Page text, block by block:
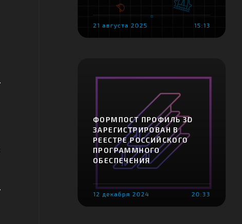
21 августа 2025 15:13
ФОРМПОСТ ПРОФИЛЬ 3D
ЗАРЕГИСТРИРОВАН В
РЕЕСТРЕ РОССИЙСКОГО
ПРОГРАММНОГО
ОБЕСПЕЧЕНИЯ
12 декабря 2024 20:33